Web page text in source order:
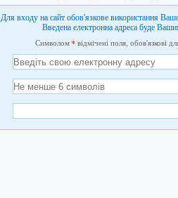
Для входу на сайт обов'язкове використання
Введена електронна адреса буде
Символом *відмічені поля, обов'язкові